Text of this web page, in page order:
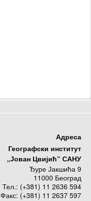
Адреса
Географски институт
„Јован Цвијић“ САНУ
Ђуре Јакшића 9
11000 Београд
Тел.: (+381) 11 2636 594
Факс: (+381) 11 2637 597